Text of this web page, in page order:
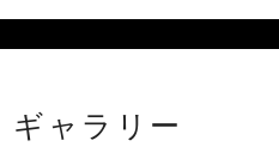
ギャラリー